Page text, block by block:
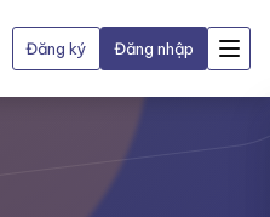
Đăng ký Đăng nhập